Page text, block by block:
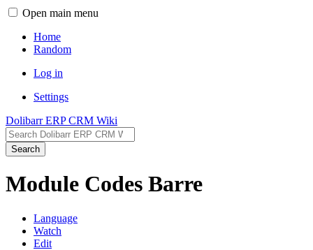
Open main menu
Home
Random
Log in
Settings
Dolibarr ERP CRM Wiki
Search
Module Codes Barre
Language
Watch
Edit